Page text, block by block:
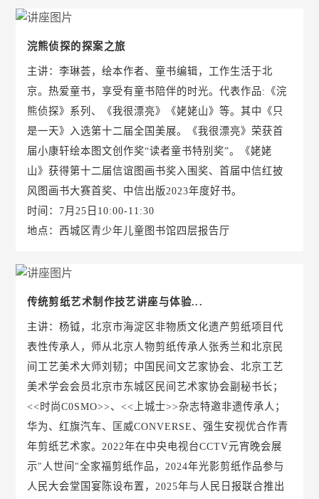
浣熊侦探的探案之旅
主讲：李琳荟，绘本作者、童书编辑，工作生活于北
京。热爱童书，享受有童书陪伴的时光。代表作品:《浣
熊侦探》系列、《我很漂亮》《姥姥山》等。其中《只
是一天》入选第十二届全国美展。《我很漂亮》荣获首
届小康轩绘本图文创作奖“读者童书特别奖”。《姥姥
山》获得第十二届信谊图画书奖入围奖、首届中信红披
风图画书大赛首奖、中信出版2023年度好书。
时间：7月25日10:00-11:30
地点：西城区青少年儿童图书馆四层报告厅
传统剪纸艺术制作技艺讲座与体验...
主讲：杨钺，北京市海淀区非物质文化遗产剪纸项目代
表性传承人，师从北京人物剪纸传承人张秀兰和北京民
间工艺美术大师刘韧；中国民间文艺家协会、北京工艺
美术学会会员北京市东城区民间艺术家协会副秘书长；
<<时尚C0SMO>>、<<上城士>>杂志特邀非遗传承人；
华为、红旗汽车、匡威CONVERSE、强生安视优合作青
年剪纸艺术家。2022年在中央电视台CCTV元宵晚会展
示"人世间"全家福剪纸作品，2024年光影剪纸作品参与
人民大会堂国宴陈设布置，2025年与人民日报联合推出